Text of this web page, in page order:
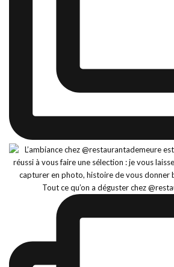
Tout ce qu’on a déguster chez